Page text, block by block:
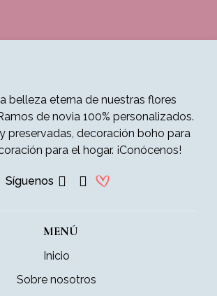
belleza eterna de nuestras flores
de novia 100% personalizados.
preservadas, decoración boho para
para el hogar. ¡Conócenos!
Síguenos
MENÚ
Inicio
Sobre nosotros